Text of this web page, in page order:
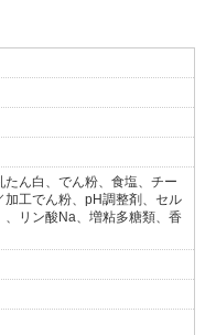
ん白、でん粉、食塩、チー
加工でん粉、pH調整剤、セル
、リン酸Na、増粘多糖類、香